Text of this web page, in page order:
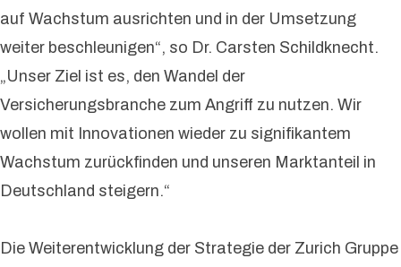
auf Wachstum ausrichten und in der Umsetzung
weiter beschleunigen“, so Dr. Carsten Schildknecht.
„Unser Ziel ist es, den Wandel der
Versicherungsbranche zum Angriff zu nutzen. Wir
wollen mit Innovationen wieder zu signifikantem
Wachstum zurückfinden und unseren Marktanteil in
Deutschland steigern.“
Die Weiterentwicklung der Strategie der Zurich Gruppe